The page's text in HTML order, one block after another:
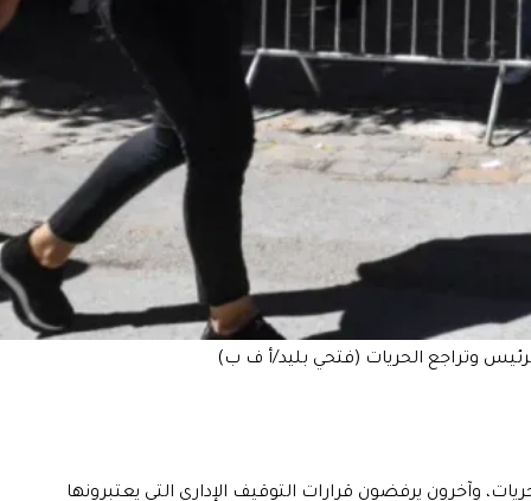
وآخرون يرفضون قرارات التوقيف الإداري التي يعتبرونها